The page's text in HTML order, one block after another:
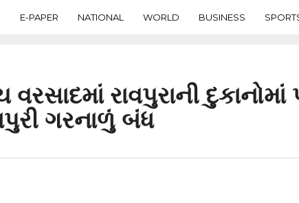
E-PAPER NATIONAL WORLD BUSINESS
વરસાદમાં રાવપુરાની દુકાનોમાં
ગરનાળું બંધ